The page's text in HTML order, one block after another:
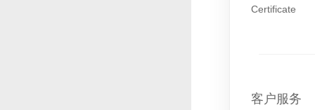
Certificate
客户服务